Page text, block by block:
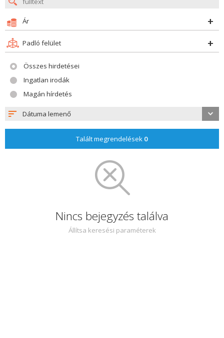
Ár
Padló felület
Összes hirdetései
Ingatlan irodák
Magán hírdetés
Dátuma lemenő
Talált megrendelések 0
Nincs bejegyzés találva
Állítsa keresési paraméterek